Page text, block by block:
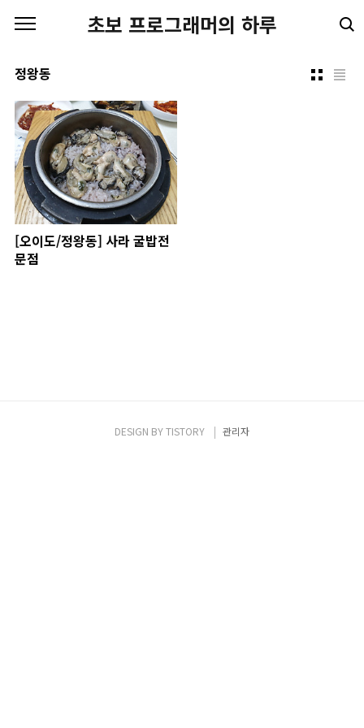
초보 프로그래머의 하루
정왕동
[오이도/정왕동] 사라 굴밥전
문점
DESIGN BYTISTORY 관리자